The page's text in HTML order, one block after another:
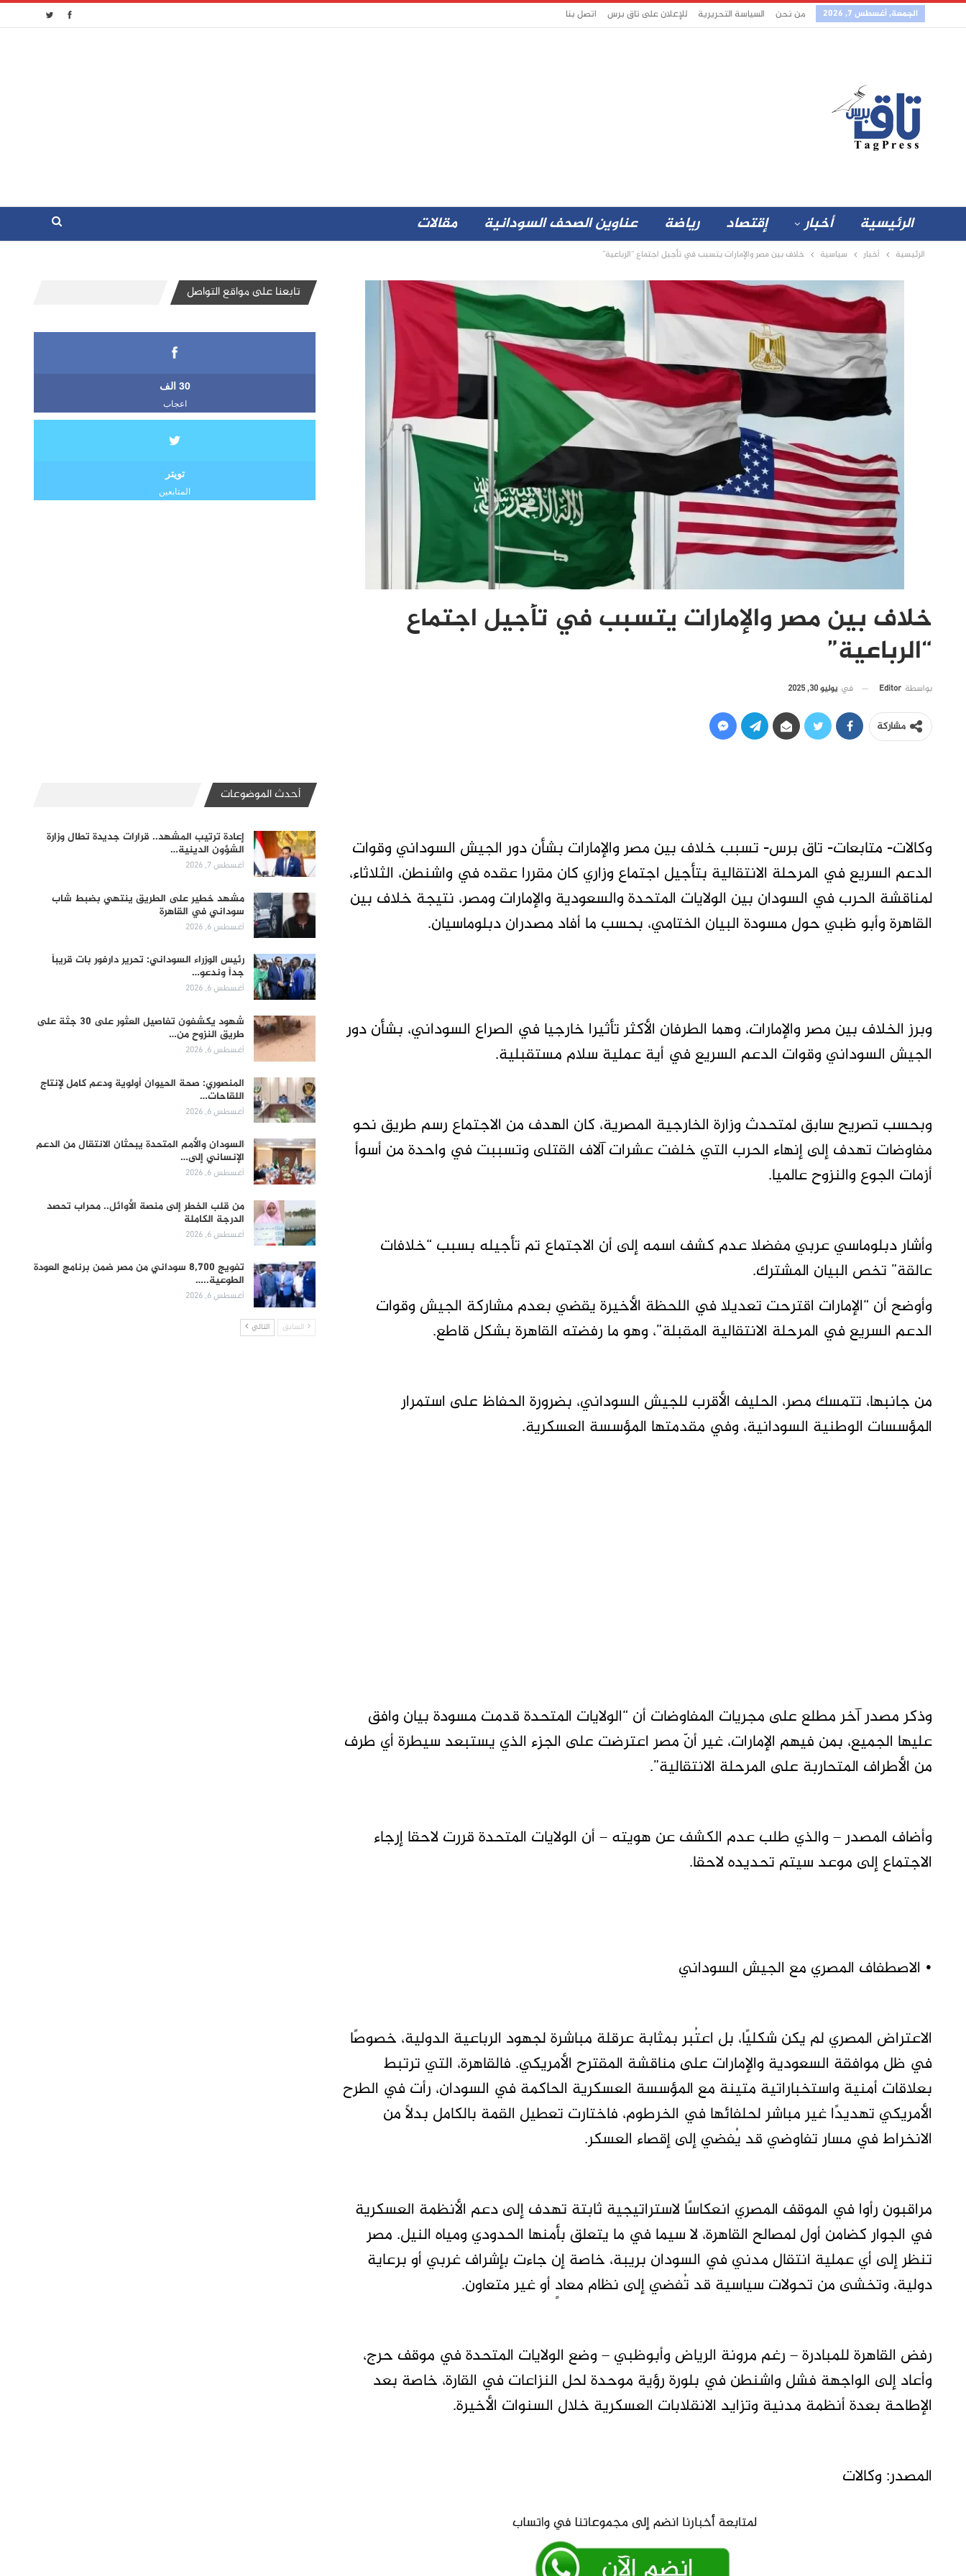
الجمعة, أغسطس 7, 2026 من نحن السياسة التحريرية للإعلان على تاق برس اتصل بنا
الرئيسية أخبار إقتصاد رياضة عناوين الصحف السودانية مقالات
الرئيسية أخبار سياسية خلاف بين مصر والإمارات يتسبب في تأجيل اجتماع “الرباعية”
خلاف بين مصر والإمارات يتسبب في تأجيل اجتماع
“الرباعية”
بواسطة Editor في يوليو 30, 2025
مشاركة
وكالات- متابعات- تاق برس- تسبب خلاف بين مصر والإمارات بشأن دور الجيش السوداني وقوات
الدعم السريع في المرحلة الانتقالية بتأجيل اجتماع وزاري كان مقررا عقده في واشنطن، الثلاثاء،
لمناقشة الحرب في السودان بين الولايات المتحدة والسعودية والإمارات ومصر، نتيجة خلاف بين
القاهرة وأبو ظبي حول مسودة البيان الختامي، بحسب ما أفاد مصدران دبلوماسيان.
وبرز الخلاف بين مصر والإمارات، وهما الطرفان الأكثر تأثيرا خارجيا في الصراع السوداني، بشأن دور
الجيش السوداني وقوات الدعم السريع في أية عملية سلام مستقبلية.
وبحسب تصريح سابق لمتحدث وزارة الخارجية المصرية، كان الهدف من الاجتماع رسم طريق نحو
مفاوضات تهدف إلى إنهاء الحرب التي خلفت عشرات آلاف القتلى وتسببت في واحدة من أسوأ
أزمات الجوع والنزوح عالميا.
وأشار دبلوماسي عربي مفضلا عدم كشف اسمه إلى أن الاجتماع تم تأجيله بسبب “خلافات
عالقة” تخص البيان المشترك.
وأوضح أن “الإمارات اقترحت تعديلا في اللحظة الأخيرة يقضي بعدم مشاركة الجيش وقوات
الدعم السريع في المرحلة الانتقالية المقبلة”، وهو ما رفضته القاهرة بشكل قاطع.
من جانبها، تتمسك مصر، الحليف الأقرب للجيش السوداني، بضرورة الحفاظ على استمرار
المؤسسات الوطنية السودانية، وفي مقدمتها المؤسسة العسكرية.
وذكر مصدر آخر مطلع على مجريات المفاوضات أن “الولايات المتحدة قدمت مسودة بيان وافق
عليها الجميع، بمن فيهم الإمارات، غير أنّ مصر اعترضت على الجزء الذي يستبعد سيطرة أي طرف
من الأطراف المتحاربة على المرحلة الانتقالية”.
وأضاف المصدر – والذي طلب عدم الكشف عن هويته – أن الولايات المتحدة قررت لاحقا إرجاء
الاجتماع إلى موعد سيتم تحديده لاحقا.
• الاصطفاف المصري مع الجيش السوداني
الاعتراض المصري لم يكن شكليًا، بل اعتُبر بمثابة عرقلة مباشرة لجهود الرباعية الدولية، خصوصًا
في ظل موافقة السعودية والإمارات على مناقشة المقترح الأمريكي. فالقاهرة، التي ترتبط
بعلاقات أمنية واستخباراتية متينة مع المؤسسة العسكرية الحاكمة في السودان، رأت في الطرح
الأمريكي تهديدًا غير مباشر لحلفائها في الخرطوم، فاختارت تعطيل القمة بالكامل بدلاً من
الانخراط في مسار تفاوضي قد يُفضي إلى إقصاء العسكر.
مراقبون رأوا في الموقف المصري انعكاسًا لاستراتيجية ثابتة تهدف إلى دعم الأنظمة العسكرية
في الجوار كضامن أول لمصالح القاهرة، لا سيما في ما يتعلق بأمنها الحدودي ومياه النيل. مصر
تنظر إلى أي عملية انتقال مدني في السودان بريبة، خاصة إن جاءت بإشراف غربي أو برعاية
دولية، وتخشى من تحولات سياسية قد تُفضي إلى نظام معادٍ أو غير متعاون.
رفض القاهرة للمبادرة – رغم مرونة الرياض وأبوظبي – وضع الولايات المتحدة في موقف حرج،
وأعاد إلى الواجهة فشل واشنطن في بلورة رؤية موحدة لحل النزاعات في القارة، خاصة بعد
الإطاحة بعدة أنظمة مدنية وتزايد الانقلابات العسكرية خلال السنوات الأخيرة.
المصدر: وكالات
تابعنا على مواقع التواصل
30 الف
اعجاب
تويتر
المتابعين
أحدث الموضوعات
إعادة ترتيب المشهد.. قرارات جديدة تطال وزارة
الشؤون الدينية…
أغسطس 7, 2026
مشهد خطير على الطريق ينتهي بضبط شاب
سوداني في القاهرة
أغسطس 6, 2026
رئيس الوزراء السوداني: تحرير دارفور بات قريباً
جداً وندعو…
أغسطس 6, 2026
شهود يكشفون تفاصيل العثور على 30 جثة على
طريق النزوح من…
أغسطس 6, 2026
المنصوري: صحة الحيوان أولوية ودعم كامل لإنتاج
اللقاحات…
أغسطس 6, 2026
السودان والأمم المتحدة يبحثان الانتقال من الدعم
الإنساني إلى…
أغسطس 6, 2026
من قلب الخطر إلى منصة الأوائل.. محراب تحصد
الدرجة الكاملة
أغسطس 6, 2026
تفويج 8,700 سوداني من مصر ضمن برنامج العودة
الطوعية..…
أغسطس 6, 2026
السابق التالي